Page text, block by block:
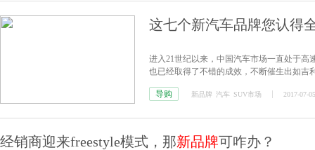
这七个新汽车品牌您认得
进入21世纪以来，中国汽车市场一直处于
也已经取得了不错的成效，不断催生出如吉
导购
新品牌 汽车 SUV市场 2017-07-
经销商迎来freestyle模式，那新品牌可咋办？